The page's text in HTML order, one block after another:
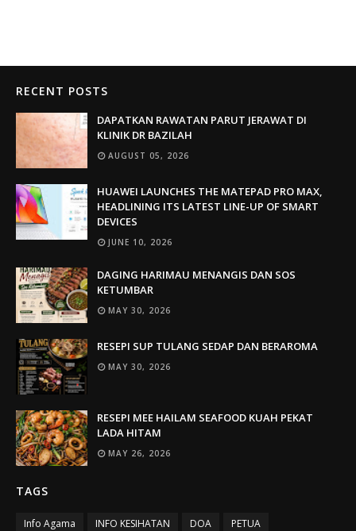
RECENT POSTS
DAPATKAN RAWATAN PARUT JERAWAT DI
KLINIK DR BAZILAH
AUGUST 05, 2026
HUAWEI LAUNCHES THE MATEPAD PRO MAX,
HEADLINING ITS LATEST LINE-UP OF SMART
DEVICES
JUNE 10, 2026
DAGING HARIMAU MENANGIS DAN SOS
KETUMBAR
MAY 30, 2026
RESEPI SUP TULANG SEDAP DAN BERAROMA
MAY 30, 2026
RESEPI MEE HAILAM SEAFOOD KUAH PEKAT
LADA HITAM
MAY 26, 2026
TAGS
Info Agama INFO KESIHATAN DOA
PETUA